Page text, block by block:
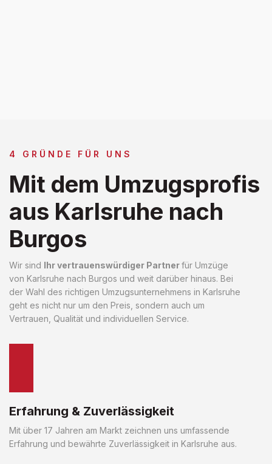
4 GRÜNDE FÜR UNS
Mit dem Umzugsprofis
aus Karlsruhe nach
Burgos
Wir sind Ihr vertrauenswürdiger Partnerfür Umzüge
von Karlsruhe nach Burgos und weit darüber hinaus. Bei
der Wahl des richtigen Umzugsunternehmens in Karlsruhe
geht es nicht nur um den Preis, sondern auch um
Vertrauen, Qualität und individuellen Service.
Erfahrung & Zuverlässigkeit
Mit über 17 Jahren am Markt zeichnen uns umfassende
Erfahrung und bewährte Zuverlässigkeit in Karlsruhe aus.